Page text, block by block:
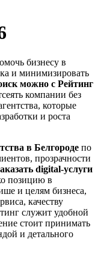
бизнесу в
и минимизировать
можно с Рейтинг
компании без
которые
и роста
в Белгороде по
прозрачности
digital-услуги
позицию в
и целям бизнеса,
качеству
служит удобной
стоит принимать
и детального